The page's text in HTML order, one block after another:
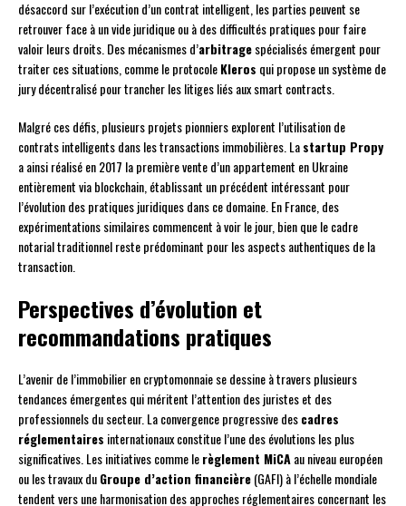
désaccord sur l’exécution d’un contrat intelligent, les parties peuvent se
retrouver face à un vide juridique ou à des difficultés pratiques pour faire
valoir leurs droits. Des mécanismes d’arbitragespécialisés émergent pour
traiter ces situations, comme le protocoleKleros qui propose un système de
jury décentralisé pour trancher les litiges liés aux smart contracts.
Malgré ces défis, plusieurs projets pionniers explorent l’utilisation de
contrats intelligents dans les transactions immobilières. Lastartup Propy
a ainsi réalisé en 2017 la première vente d’un appartement en Ukraine
entièrement via blockchain, établissant un précédent intéressant pour
l’évolution des pratiques juridiques dans ce domaine. En France, des
expérimentations similaires commencent à voir le jour, bien que le cadre
notarial traditionnel reste prédominant pour les aspects authentiques de la
transaction.
Perspectives d’évolution et
recommandations pratiques
L’avenir de l’immobilier en cryptomonnaie se dessine à travers plusieurs
tendances émergentes qui méritent l’attention des juristes et des
professionnels du secteur. La convergence progressive descadres
réglementaires internationaux constitue l’une des évolutions les plus
significatives. Les initiatives comme lerèglement MiCAau niveau européen
ou les travaux duGroupe d’action financière(GAFI) à l’échelle mondiale
tendent vers une harmonisation des approches réglementaires concernant les